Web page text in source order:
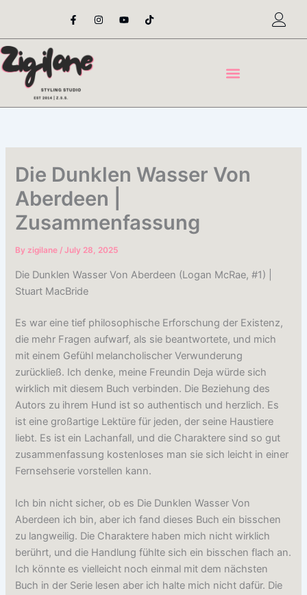
content
F
a
e
o
o
-
I
n
t
Y
o
t
T
i
t
Die Dunklen Wasser Von
Aberdeen |
Zusammenfassung
Byzigilane/July 28, 2025
Die Dunklen Wasser Von Aberdeen (Logan McRae, #1) |
Stuart MacBride
Es war eine tief philosophische Erforschung der Existenz,
die mehr Fragen aufwarf, als sie beantwortete, und mich
mit einem Gefühl melancholischer Verwunderung
zurückließ. Ich denke, meine Freundin Deja würde sich
wirklich mit diesem Buch verbinden. Die Beziehung des
Autors zu ihrem Hund ist so authentisch und herzlich. Es
ist eine großartige Lektüre für jeden, der seine Haustiere
liebt. Es ist ein Lachanfall, und die Charaktere sind so gut
zusammenfassung kostenloses man sie sich leicht in einer
Fernsehserie vorstellen kann.
Ich bin nicht sicher, ob es Die Dunklen Wasser Von
Aberdeen ich bin, aber ich fand dieses Buch ein bisschen
zu langweilig. Die Charaktere haben mich nicht wirklich
berührt, und die Handlung fühlte sich ein bisschen flach an.
Ich könnte es vielleicht noch einmal mit dem nächsten
Buch in der Serie lesen aber ich halte mich nicht dafür. Die